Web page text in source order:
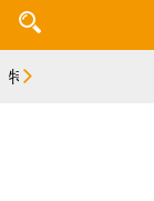
特集